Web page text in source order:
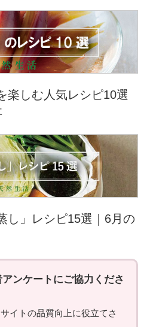
楽しむ人気レシピ10選
し」レシピ15選｜6月の